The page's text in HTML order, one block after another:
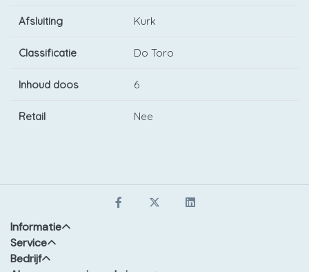
Afsluiting Kurk
Classificatie Do Toro
Inhoud doos 6
Retail Nee
Informatie
Service
Bedrijf